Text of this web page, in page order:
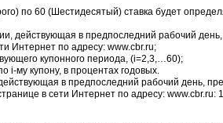
по 60 (Шестидесятый) ставка будет
действующая в предпоследний рабочий
Интернет по адресу: www.cbr.ru;
купонного периода, (i=2,3,…60);
i-му купону, в процентах годовых.
в предпоследний рабочий день,
в сети Интернет по адресу: www.cbr.ru: